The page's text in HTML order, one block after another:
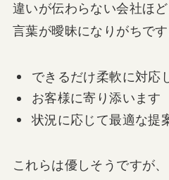
違いが伝わらない会社ほど
言葉が曖昧になりがちです
できるだけ柔軟に対応
お客様に寄り添います
状況に応じて最適な提
これらは優しそうですが、